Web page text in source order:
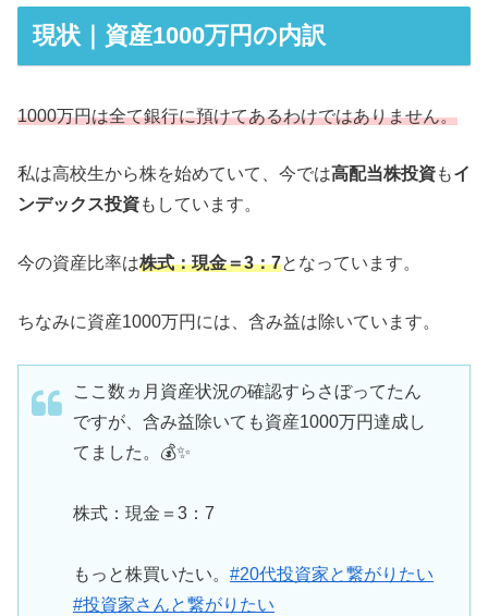
現状｜資産1000万円の内訳
1000万円は全て銀行に預けてあるわけではありません。
私は高校生から株を始めていて、今では高配当株投資もイ
ンデックス投資もしています。
今の資産比率は株式：現金＝3：7となっています。
ちなみに資産1000万円には、含み益は除いています。
ここ数ヵ月資産状況の確認すらさぼってたん
ですが、含み益除いても資産1000万円達成し
てました。💰✨
株式：現金＝3：7
もっと株買いたい。 #20代投資家と繋がりたい
#投資家さんと繋がりたい